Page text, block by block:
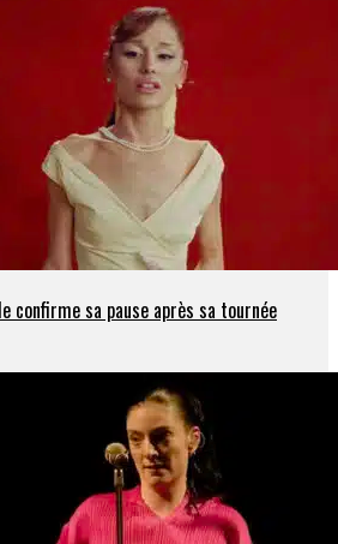
confirme sa pause après sa tournée